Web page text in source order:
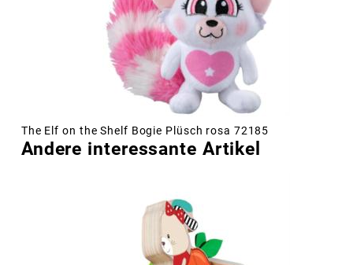
The Elf on the Shelf Bogie Plüsch rosa 72185
Andere interessante Artikel